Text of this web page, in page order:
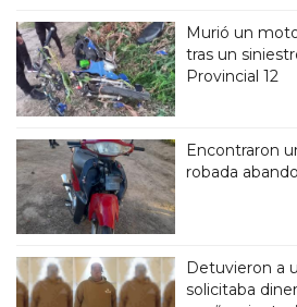
Murió un
tras un
Provincial 12
Encontraron
robada
Detuvieron a
solicitaba